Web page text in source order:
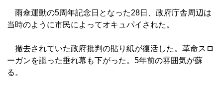
雨傘運動の5周年記念日となった28日、政府庁舎周辺は
当時のように市民によってオキュパイされた。
撤去されていた政府批判の貼り紙が復活した。革命スロ
ーガンを謳った垂れ幕も下がった。5年前の雰囲気が蘇
る。